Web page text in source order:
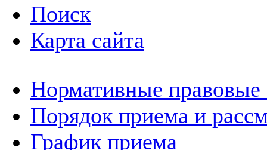
Поиск
Карта сайта
Нормативные правовые
Порядок приема и
График приема